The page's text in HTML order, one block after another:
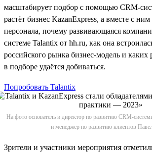
масштабирует подбор c помощью CRM-
растёт бизнес KazanExpress, а вместе с
персонала, почему развивающаяся
системе Talantix от hh.ru, как она
российского рынка бизнес-модель и каких
в подборе удаётся добиваться.
Попробовать Talantix
На фото основатель и директор по развитию CRM-
и менеджер по развитию клиентов
Зрители и участники мероприятия